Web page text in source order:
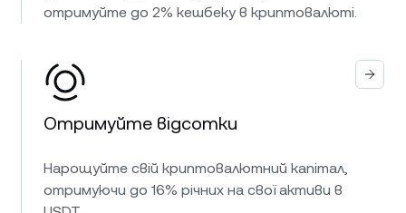
отримуйте до 2% кешбеку в криптовалюті.
Отримуйте відсотки
Нарощуйте свій криптовалютний капітал,
отримуючи до 16% річних на свої активи в